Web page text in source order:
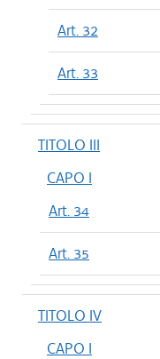
Art. 32
Art. 33
TITOLO III
CAPO I
Art. 34
Art. 35
TITOLO IV
CAPO I